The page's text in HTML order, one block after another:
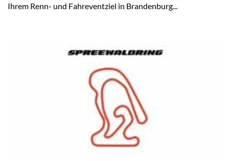
Ihrem Renn- und Fahreventziel in Brandenburg...